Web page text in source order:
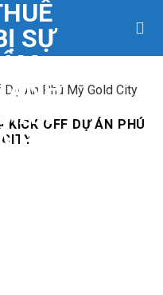
Án Phú Mỹ Gold City
KICK OFF DỰ ÁN PHÚ